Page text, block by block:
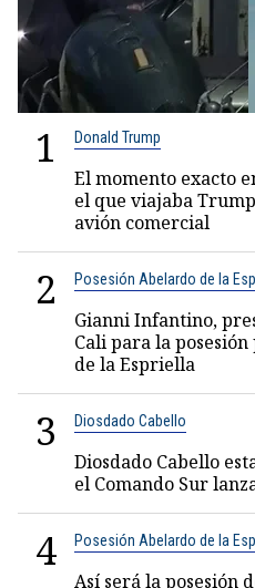
1 Donald Trump
El momento exacto
el que viajaba
avión comercial
2 Posesión Abelardo de la
Gianni Infantino,
Cali para la
de la Espriella
3 Diosdado Cabello
Diosdado Cabello
el Comando Sur
4 Posesión Abelardo de la
Así será la posesión